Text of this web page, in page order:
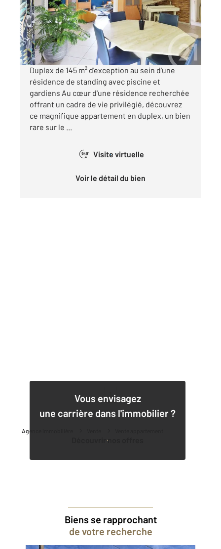
Agence immobilière
Appartement Duplex à vendre
414 000 €
Visiter le site dédié
Duplex de 145 m² d'exception au sein d'une
résidence de standing avec piscine et
gardiens Au cœur d'une résidence recherchée
offrant un cadre de vie privilégié, découvrez
ce magnifique appartement en duplex, un bien
rare sur le ...
360° Visite virtuelle
Voir le détail du bien
Vous envisagez
une carrière dans l'immobilier ?
Découvrir nos offres
Biens se rapprochant
de votre recherche